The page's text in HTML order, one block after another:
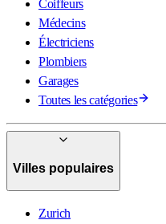
Coiffeurs
Médecins
Électriciens
Plombiers
Garages
Toutes les catégories
Villes populaires
Zurich